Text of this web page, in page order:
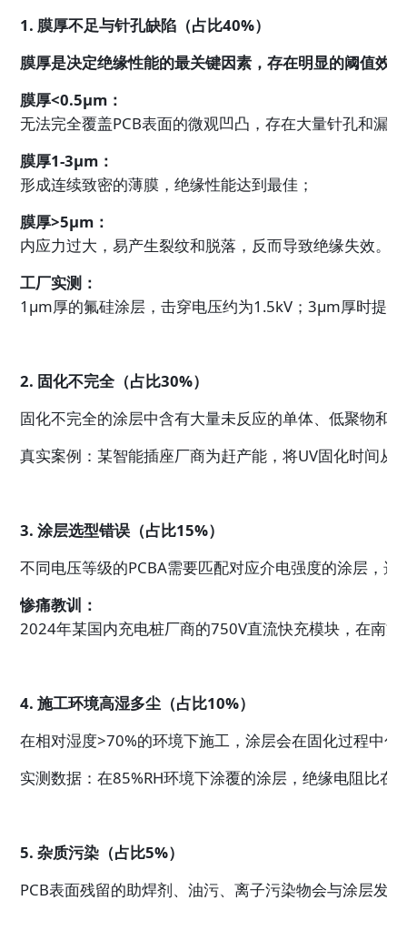
1. 膜厚不足与针孔缺陷（占比40%）
膜厚是决定绝缘性能的最关键因素，存在明显的阈值效
膜厚<0.5μm：
无法完全覆盖PCB表面的微观凹凸，存在大量针孔和漏
膜厚1-3μm：
形成连续致密的薄膜，绝缘性能达到最佳；
膜厚>5μm：
内应力过大，易产生裂纹和脱落，反而导致绝缘失效。
工厂实测：
1μm厚的氟硅涂层，击穿电压约为1.5kV；3μm厚时提
2. 固化不完全（占比30%）
固化不完全的涂层中含有大量未反应的单体、低聚物和
真实案例：某智能插座厂商为赶产能，将UV固化时间
3. 涂层选型错误（占比15%）
不同电压等级的PCBA需要匹配对应介电强度的涂层，
惨痛教训：
2024年某国内充电桩厂商的750V直流快充模块，在南
4. 施工环境高湿多尘（占比10%）
在相对湿度>70%的环境下施工，涂层会在固化过程中
实测数据：在85%RH环境下涂覆的涂层，绝缘电阻比
5. 杂质污染（占比5%）
PCB表面残留的助焊剂、油污、离子污染物会与涂层发